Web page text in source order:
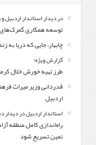
در دیدار استاندار
توسعه همکاری گمرک‌های
چابهار، جایی که دریا به
گزارش ویژه؛
طرز تهیه خورش خلال
قدردانی وزیر میراث
اردبیل
استاندار اردبیل در دیدار
راه‌اندازی کامل منطقه
نمین تسریع شود